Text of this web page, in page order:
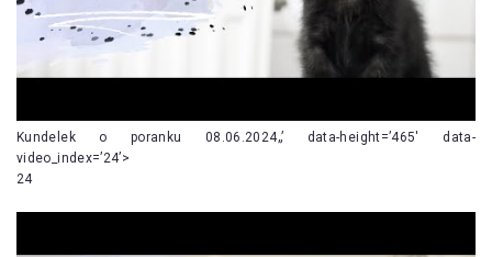
Kundelek o poranku 08.06.2024„’ data-height=’465′ data-
video_index=’24’>
24